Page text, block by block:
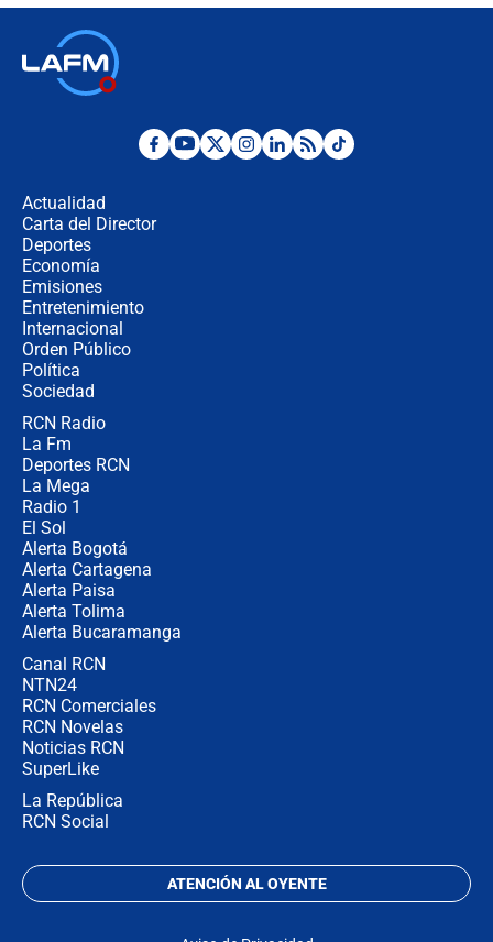
Desde dermatitis hasta infecciones:
Actualidad
Carta del Director
Deportes
Economía
Emisiones
Entretenimiento
Internacional
Orden Público
Política
Sociedad
RCN Radio
La Fm
Deportes RCN
La Mega
Radio 1
El Sol
Alerta Bogotá
Alerta Cartagena
Alerta Paisa
Alerta Tolima
Alerta Bucaramanga
Canal RCN
NTN24
RCN Comerciales
RCN Novelas
Noticias RCN
SuperLike
La República
RCN Social
ATENCIÓN AL OYENTE